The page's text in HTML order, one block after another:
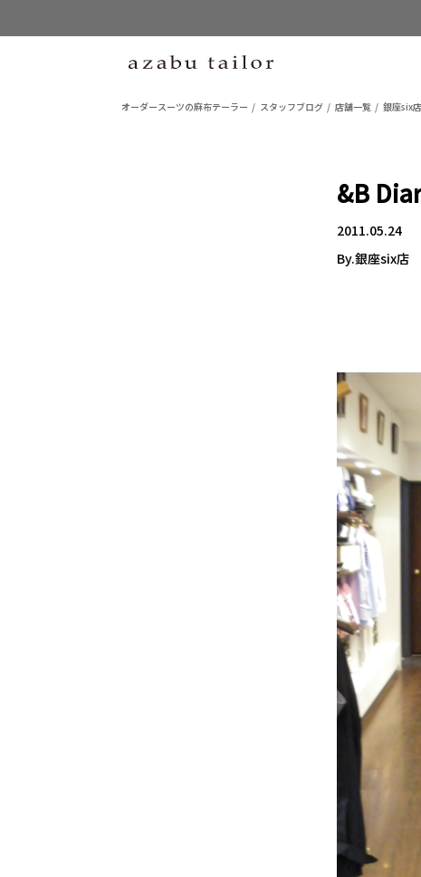
オーダースーツの麻布テーラー スタッフブログ 店舗一覧 銀座six店
&B
2011.05.24
By.銀座six店